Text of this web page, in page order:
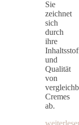
Sie
zeichnet
sich
durch
ihre
und
Qualität
von
Cremes
ab.